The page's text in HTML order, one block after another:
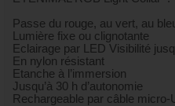
Passe du rouge, au vert, au
Lumière fixe ou clignotante
Eclairage par LED Visibilité
En nylon résistant
Etanche à l’immersion
Jusqu’à 30 h d’autonomie
Rechargeable par câble micro-